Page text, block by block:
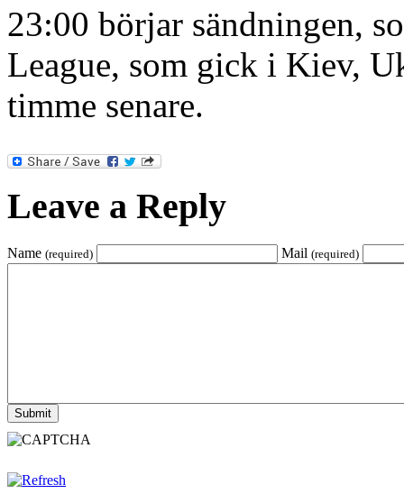
23:00 börjar sändningen,
League, som gick i Kiev,
timme senare.
Leave a Reply
Name (required) Mail (required)